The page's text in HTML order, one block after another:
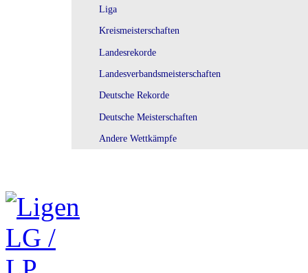
Liga
Kreismeisterschaften
Landesrekorde
Landesverbandsmeisterschaften
Deutsche Rekorde
Deutsche Meisterschaften
Andere Wettkämpfe